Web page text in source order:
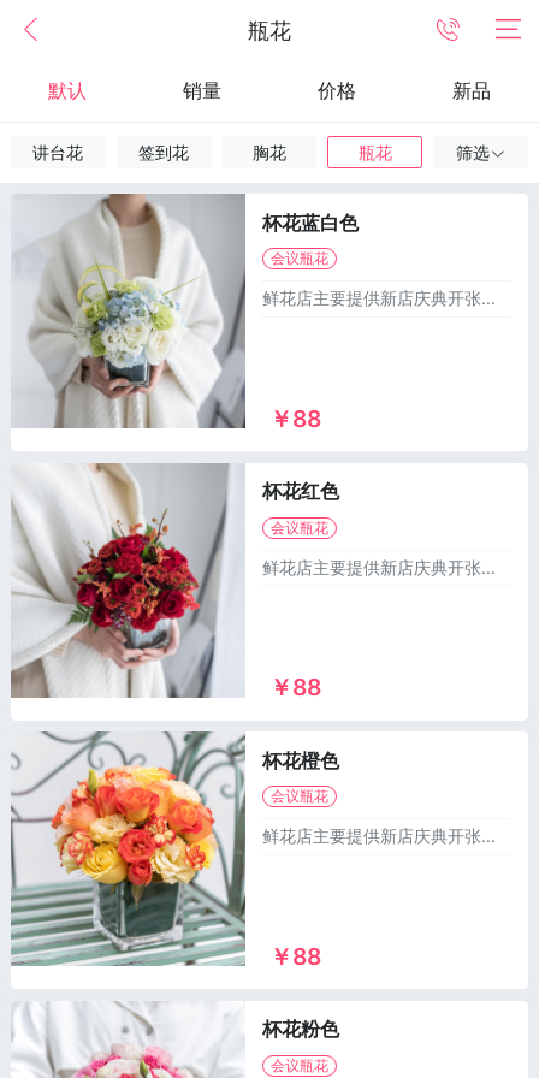
瓶花
默认 销量 价格 新品
讲台花 签到花 胸花 瓶花 筛选
杯花蓝白色
会议瓶花
鲜花店主要提供新店庆典开张所需的单层花篮，双层花篮，三脚架花篮，大麦花篮，气球花篮，绿植租摆，会议演讲桌花台花胸花等1000多个款式供您选择，异地订花篮，同城送花篮，市区及乡镇1~2小时免费配送上门！
￥88
杯花红色
会议瓶花
鲜花店主要提供新店庆典开张所需的单层花篮，双层花篮，三脚架花篮，大麦花篮，气球花篮，绿植租摆，会议演讲桌花台花胸花等1000多个款式供您选择，异地订花篮，同城送花篮，市区及乡镇1~2小时免费配送上门！
￥88
杯花橙色
会议瓶花
鲜花店主要提供新店庆典开张所需的单层花篮，双层花篮，三脚架花篮，大麦花篮，气球花篮，绿植租摆，会议演讲桌花台花胸花等1000多个款式供您选择，异地订花篮，同城送花篮，市区及乡镇1~2小时免费配送上门！
￥88
杯花粉色
会议瓶花